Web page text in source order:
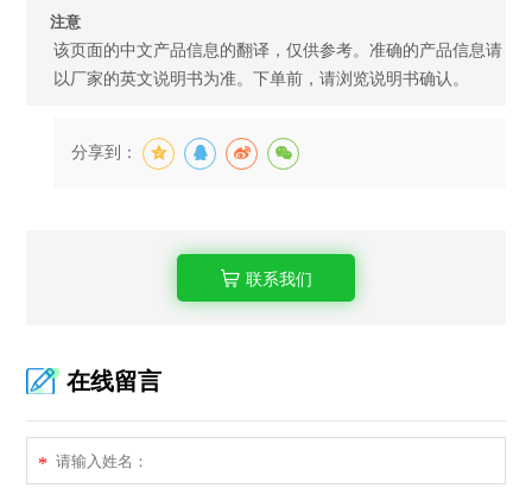
注意
该页面的中文产品信息的翻译，仅供参考。准确的产品信息请
以厂家的英文说明书为准。下单前，请浏览说明书确认。
分享到：
联系我们
在线留言
*